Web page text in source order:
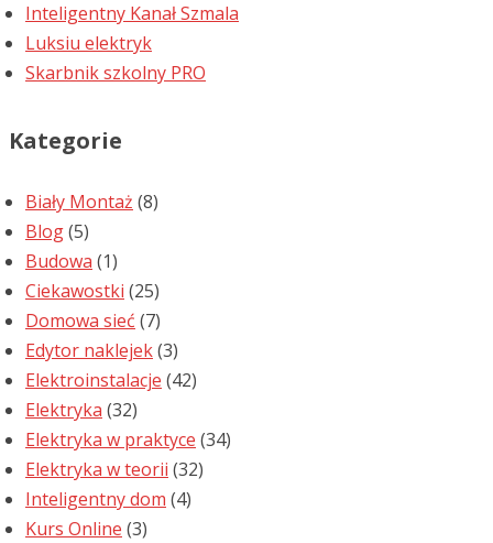
Inteligentny Kanał Szmala
Luksiu elektryk
Skarbnik szkolny PRO
Kategorie
Biały Montaż (8)
Blog(5)
Budowa (1)
Ciekawostki (25)
Domowa sieć (7)
Edytor naklejek(3)
Elektroinstalacje (42)
Elektryka (32)
Elektryka w praktyce (34)
Elektryka w teorii (32)
Inteligentny dom (4)
Kurs Online (3)